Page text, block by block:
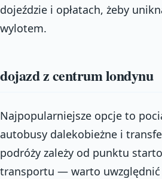
dojeździe i opłatach, żeby
wylotem.
dojazd z centrum londynu
Najpopularniejsze opcje to
autobusy dalekobieżne i
podróży zależy od punktu
transportu — warto